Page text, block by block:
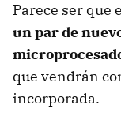
Parece ser que
un par de
que vendrán
incorporada.